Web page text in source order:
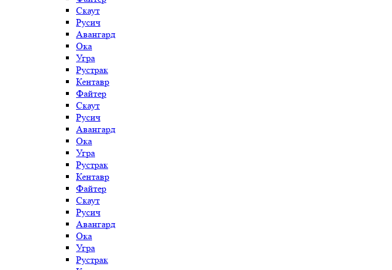
Скаут
Русич
Авангард
Ока
Угра
Рустрак
Кентавр
Файтер
Скаут
Русич
Авангард
Ока
Угра
Рустрак
Кентавр
Файтер
Скаут
Русич
Авангард
Ока
Угра
Рустрак